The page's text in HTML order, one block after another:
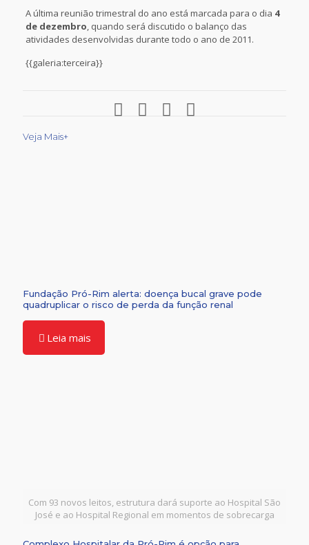
A última reunião trimestral do ano está marcada para o dia 4
de dezembro, quando será discutido o balanço das
atividades desenvolvidas durante todo o ano de 2011.
{{galeria:terceira}}
Veja Mais+
Fundação Pró-Rim alerta: doença bucal grave pode
quadruplicar o risco de perda da função renal
Leia mais
Com 93 novos leitos, estrutura dará suporte ao Hospital São
José e ao Hospital Regional em momentos de sobrecarga